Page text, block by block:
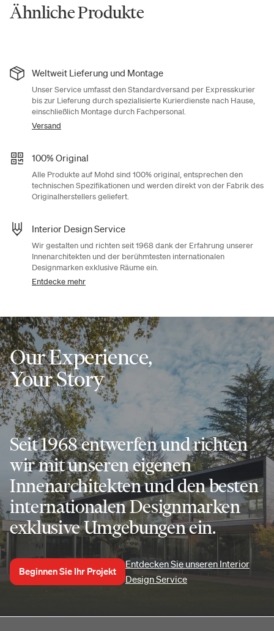
Ähnliche Produkte
Weltweit Lieferung und Montage
Unser Service umfasst den Standardversand per Expresskurier
bis zur Lieferung durch spezialisierte Kurierdienste nach Hause,
einschließlich Montage durch Fachpersonal.
Versand
100% Original
Alle Produkte auf Mohd sind 100% original, entsprechen den
technischen Spezifikationen und werden direkt von der Fabrik des
Originalherstellers geliefert.
Interior Design Service
Wir gestalten und richten seit 1968 dank der Erfahrung unserer
Innenarchitekten und der berühmtesten internationalen
Designmarken exklusive Räume ein.
Entdecke mehr
Our Experience,
Your Story
Seit 1968 entwerfen und richten
wir mit unseren eigenen
Innenarchitekten und den besten
internationalen Designmarken
exklusive Umgebungen ein.
Beginnen Sie Ihr Projekt
Entdecken Sie unseren Interior
Design Service